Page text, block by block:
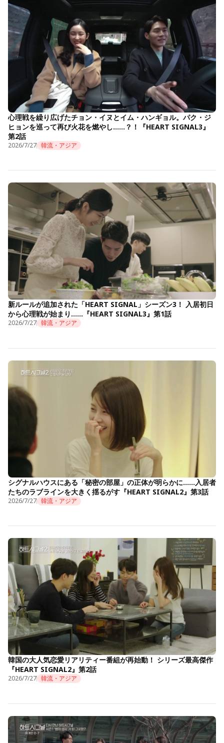
心理戦を繰り広げたチョン・イヌとイム・ハンギョル。パク・ジ
ヒョンを巡って再び火花を燃やし……？！『HEART SIGNAL3』
第2話
2026/7/27 韓流・アジア
新ルールが追加された「HEART SIGNAL」シーズン3！ 入居初日
から心理戦が始まり……『HEART SIGNAL3』第1話
2026/7/27 韓流・アジア
シグナルハウスにある「秘密の部屋」の正体が明らかに……入居者
たちのラブラインを大きく揺るがす『HEART SIGNAL2』第3話
2026/7/27 韓流・アジア
韓国の大人気恋愛リアリティー番組が再始動！ シリーズ最高傑作
『HEART SIGNAL2』第2話
2026/7/27 韓流・アジア